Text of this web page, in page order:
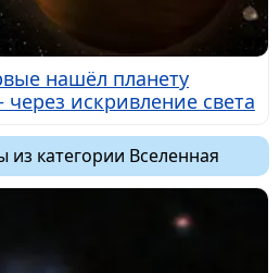
нашёл планету
искривление света
категории Вселенная